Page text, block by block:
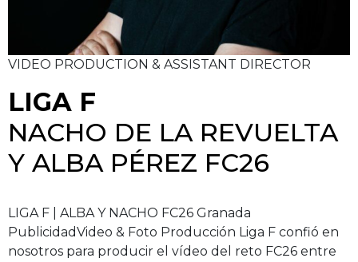
VIDEO PRODUCTION & ASSISTANT DIRECTOR
LIGA F
NACHO DE LA REVUELTA
Y ALBA PÉREZ FC26
LIGA F | ALBA Y NACHO FC26 Granada
PublicidadVideo & Foto Producción Liga F confió en
nosotros para producir el vídeo del reto FC26 entre